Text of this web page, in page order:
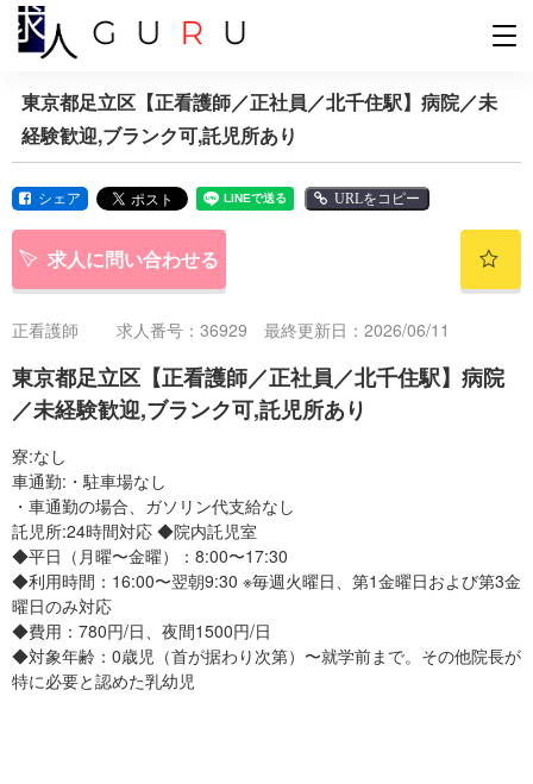
東京都足立区【正看護師／正社員／北千住駅】病院／未
経験歓迎,ブランク可,託児所あり
シェア URLをコピー
求人に問い合わせる
正看護師 求人番号：36929 最終更新日：2026/06/11
東京都足立区【正看護師／正社員／北千住駅】病院
／未経験歓迎,ブランク可,託児所あり
寮:なし
車通勤:・駐車場なし
・車通勤の場合、ガソリン代支給なし
託児所:24時間対応 ◆院内託児室
◆平日（月曜〜金曜）：8:00〜17:30
◆利用時間：16:00〜翌朝9:30 ※毎週火曜日、第1金曜日および第3金
曜日のみ対応
◆費用：780円/日、夜間1500円/日
◆対象年齢：0歳児（首が据わり次第）〜就学前まで。その他院長が
特に必要と認めた乳幼児